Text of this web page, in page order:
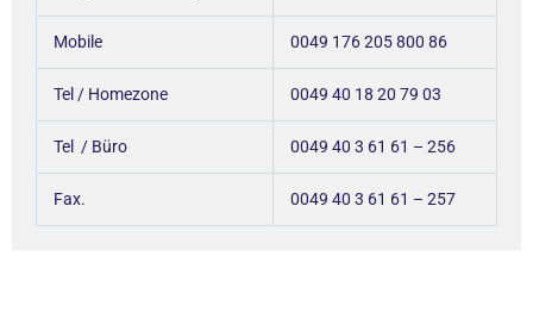
Mobile 0049 176 205 800 86
Tel / Homezone 0049 40 18 20 79 03
Tel / Büro 0049 40 3 61 61 – 256
Fax. 0049 40 3 61 61 – 257